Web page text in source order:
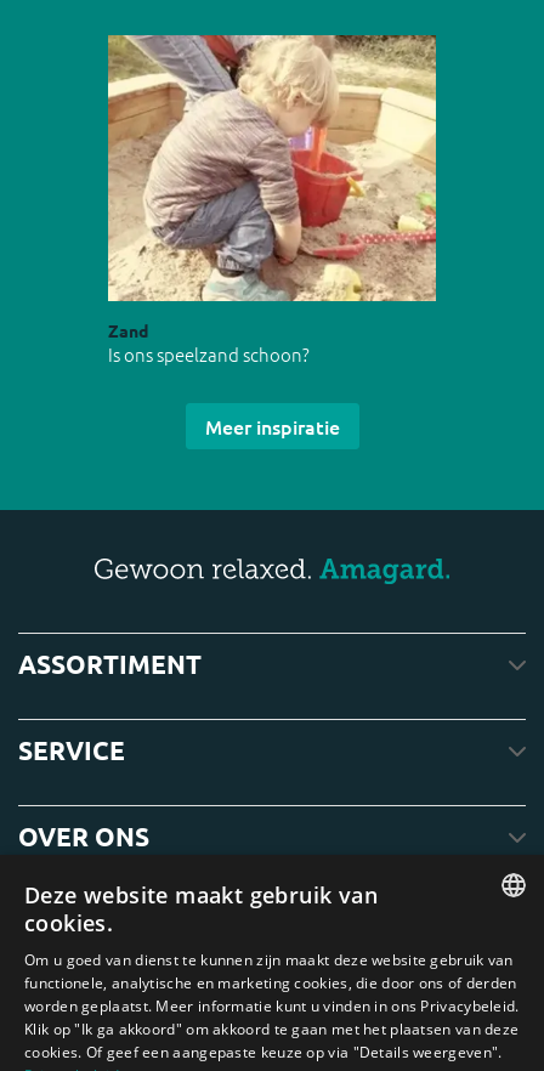
Zand
Is ons speelzand schoon?
Meer inspiratie
ASSORTIMENT
SERVICE
OVER ONS
DUTCH
GERMAN
Deze website maakt gebruik van
cookies.
Om u goed van dienst te kunnen zijn maakt deze website gebruik van
functionele, analytische en marketing cookies, die door ons of derden
worden geplaatst. Meer informatie kunt u vinden in ons Privacybeleid.
Klik op "Ik ga akkoord" om akkoord te gaan met het plaatsen van deze
cookies. Of geef een aangepaste keuze op via "Details weergeven".